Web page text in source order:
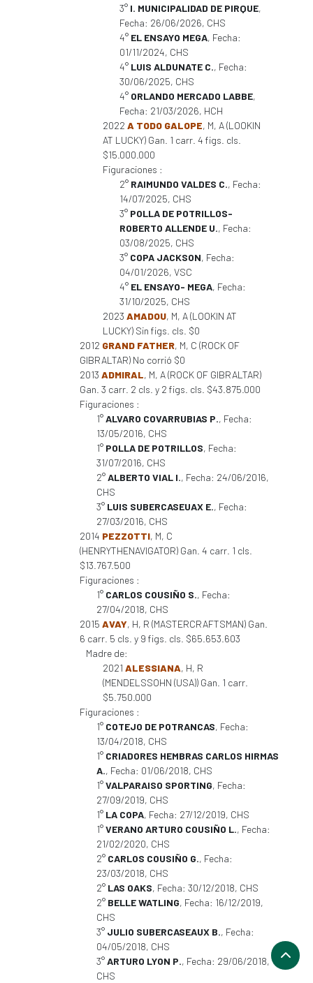
3° I. MUNICIPALIDAD DE PIRQUE,
Fecha: 26/06/2026, CHS
4° EL ENSAYO MEGA, Fecha:
01/11/2024, CHS
4° LUIS ALDUNATE C., Fecha:
30/06/2025, CHS
4° ORLANDO MERCADO LABBE,
Fecha: 21/03/2026, HCH
2022 A TODO GALOPE, M, A (LOOKIN
AT LUCKY) Gan. 1 carr. 4 figs. cls.
$15.000.000
Figuraciones :
2° RAIMUNDO VALDES C., Fecha:
14/07/2025, CHS
3° POLLA DE POTRILLOS-
ROBERTO ALLENDE U., Fecha:
03/08/2025, CHS
3° COPA JACKSON, Fecha:
04/01/2026, VSC
4° EL ENSAYO- MEGA, Fecha:
31/10/2025, CHS
2023 AMADOU, M, A (LOOKIN AT
LUCKY) Sin figs. cls. $0
2012 GRAND FATHER, M, C (ROCK OF
GIBRALTAR) No corrió $0
2013 ADMIRAL, M, A (ROCK OF GIBRALTAR)
Gan. 3 carr. 2 cls. y 2 figs. cls. $43.875.000
Figuraciones :
1°ALVARO COVARRUBIAS P., Fecha:
13/05/2016, CHS
1° POLLA DE POTRILLOS, Fecha:
31/07/2016, CHS
2°ALBERTO VIAL I., Fecha: 24/06/2016,
CHS
3° LUIS SUBERCASEUAX E., Fecha:
27/03/2016, CHS
2014 PEZZOTTI, M, C
(HENRYTHENAVIGATOR) Gan. 4 carr. 1 cls.
$13.767.500
Figuraciones :
1° CARLOS COUSIÑO S., Fecha:
27/04/2018, CHS
2015 AVAY, H, R (MASTERCRAFTSMAN) Gan.
6 carr. 5 cls. y 9 figs. cls. $65.653.603
Madre de:
2021 ALESSIANA, H, R
(MENDELSSOHN (USA)) Gan. 1 carr.
$5.750.000
Figuraciones :
1° COTEJO DE POTRANCAS, Fecha:
13/04/2018, CHS
1° CRIADORES HEMBRAS CARLOS HIRMAS
A., Fecha: 01/06/2018, CHS
1°VALPARAISO SPORTING, Fecha:
27/09/2019, CHS
1° LA COPA, Fecha: 27/12/2019, CHS
1°VERANO ARTURO COUSIÑO L., Fecha:
21/02/2020, CHS
2° CARLOS COUSIÑO G., Fecha:
23/03/2018, CHS
2° LAS OAKS, Fecha: 30/12/2018, CHS
2° BELLE WATLING, Fecha: 16/12/2019,
CHS
3° JULIO SUBERCASEAUX B., Fecha:
04/05/2018, CHS
3°ARTURO LYON P., Fecha: 29/06/2018,
CHS